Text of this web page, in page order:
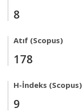
8
Atıf (Scopus)
178
H-İndeks (Scopus)
9